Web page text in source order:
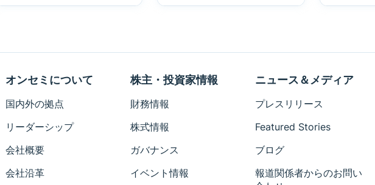
オンセミについて
国内外の拠点
リーダーシップ
会社概要
会社沿革
株主・投資家情報
財務情報
株式情報
ガバナンス
イベント情報
ニュース＆メディア
プレスリリース
Featured Stories
ブログ
報道関係者からのお問い